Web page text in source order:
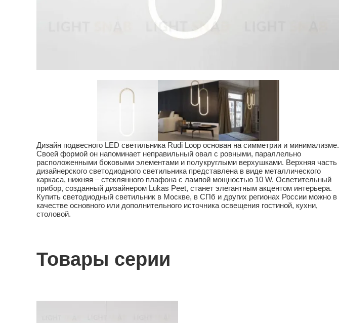
Дизайн подвесного LED светильника Rudi Loop основан на симметрии и минимализме.
Своей формой он напоминает неправильный овал с ровными, параллельно
расположенными боковыми элементами и полукруглыми верхушками. Верхняя часть
дизайнерского светодиодного светильника представлена в виде металлического
каркаса, нижняя – стеклянного плафона с лампой мощностью 10 W. Осветительный
прибор, созданный дизайнером Lukas Peet, станет элегантным акцентом интерьера.
Купить светодиодный светильник в Москве, в СПб и других регионах России можно в
качестве основного или дополнительного источника освещения гостиной, кухни,
столовой.
Товары серии